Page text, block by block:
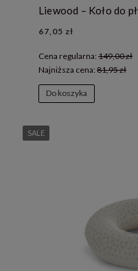
67,05 zł
Cena regularna: 149,00 zł
Najniższa cena: 81,95 zł
Do koszyka
SALE